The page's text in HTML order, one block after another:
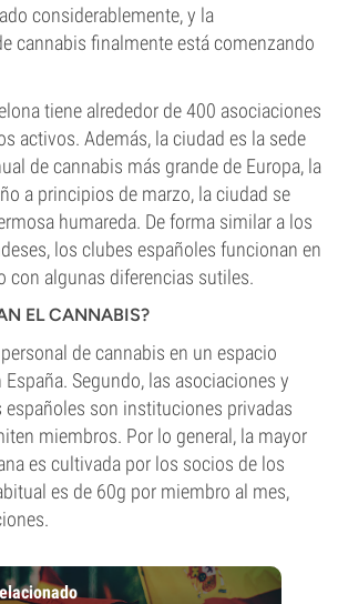
considerablemente, y la
cannabis finalmente está comenzando
tiene alrededor de 400 asociaciones
activos. Además, la ciudad es la sede
de cannabis más grande de Europa, la
a principios de marzo, la ciudad se
humareda. De forma similar a los
los clubes españoles funcionan en
con algunas diferencias sutiles.
EL CANNABIS?
de cannabis en un espacio
Segundo, las asociaciones y
son instituciones privadas
miembros. Por lo general, la mayor
es cultivada por los socios de los
es de 60g por miembro al mes,